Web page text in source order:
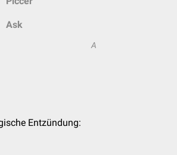
Ask
A
Entzündung: